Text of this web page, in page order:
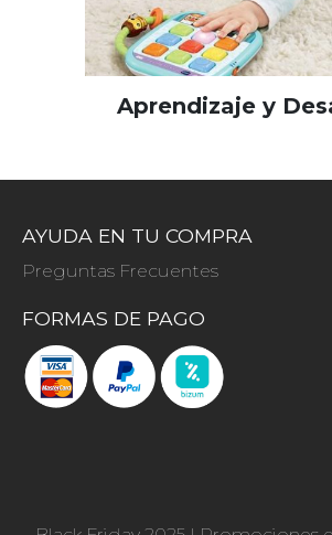
Aprendizaje y
AYUDA EN TU COMPRA
Preguntas Frecuentes
FORMAS DE PAGO